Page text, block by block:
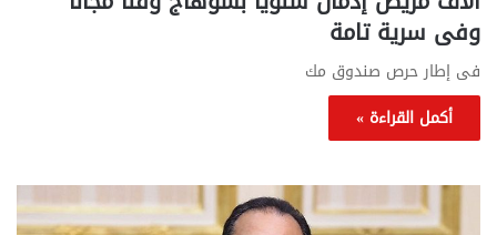
وفى سرية تامة ‬
فى إطار حرص صندوق مك
أكمل القراءة »
تحركات
حكومية